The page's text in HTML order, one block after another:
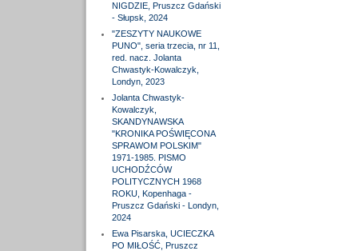
NIGDZIE, Pruszcz Gdański
- Słupsk, 2024
"ZESZYTY NAUKOWE
PUNO", seria trzecia, nr 11,
red. nacz. Jolanta
Chwastyk-Kowalczyk,
Londyn, 2023
Jolanta Chwastyk-
Kowalczyk,
SKANDYNAWSKA
"KRONIKA POŚWIĘCONA
SPRAWOM POLSKIM"
1971-1985. PISMO
UCHODŹCÓW
POLITYCZNYCH 1968
ROKU, Kopenhaga -
Pruszcz Gdański - Londyn,
2024
Ewa Pisarska, UCIECZKA
PO MIŁOŚĆ, Pruszcz